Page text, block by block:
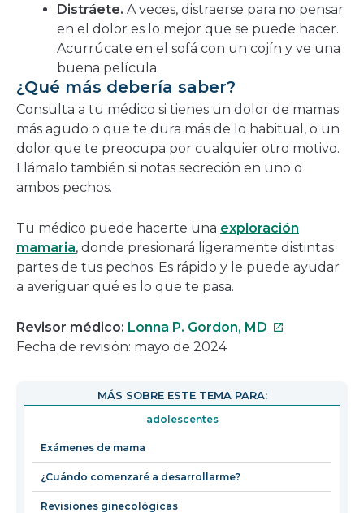
Distráete. A veces, distraerse para no pensar
en el dolor es lo mejor que se puede hacer.
Acurrúcate en el sofá con un cojín y ve una
buena película.
¿Qué más debería saber?
Consulta a tu médico si tienes un dolor de mamas
más agudo o que te dura más de lo habitual, o un
dolor que te preocupa por cualquier otro motivo.
Llámalo también si notas secreción en uno o
ambos pechos.
Tu médico puede hacerte una exploración
mamaria, donde presionará ligeramente distintas
partes de tus pechos. Es rápido y le puede ayudar
a averiguar qué es lo que te pasa.
Revisor médico: Lonna P. Gordon, MD Este
en
ventana
Fecha de revisión: mayo de 2024
MÁS SOBRE ESTE TEMA PARA:
adolescentes
Exámenes de mama
¿Cuándo comenzaré a desarrollarme?
Revisiones ginecológicas